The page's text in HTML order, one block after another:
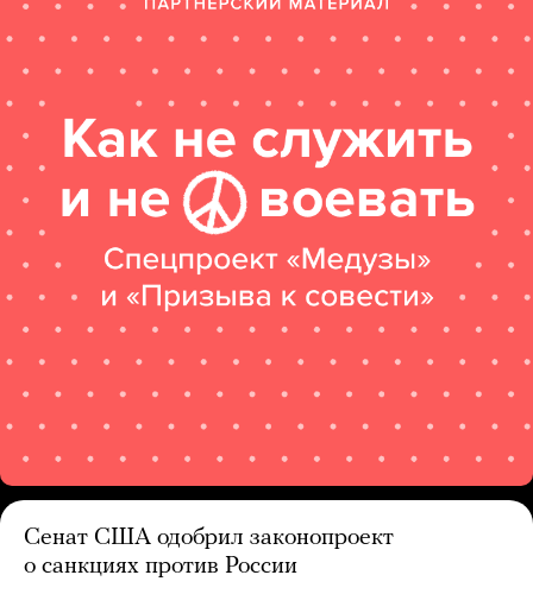
Сенат США одобрил законопроект
о санкциях против России